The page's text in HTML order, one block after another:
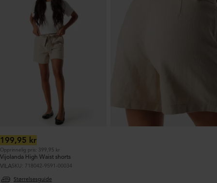
Ordinær
pris:
199,95 kr
Opprinnelig pris: 399,95 kr
Vijolanda High Waist shorts
VILASKU: 718042-9591-00034
Størrelsesguide